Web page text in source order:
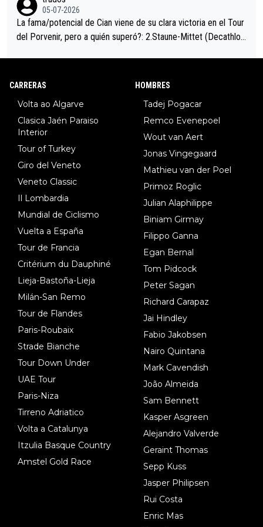
05-07-2026
La fama/potencial de Cian viene de su clara victoria en el Tour
del Porvenir, pero a quién superó?: 2.Staune-Mittet (Decathlon,
8.Lenny Martinez (Bahrein), 9. Van Belle (Visma), 10. Vacek (Li
CARRERAS
Volta ao Algarve
Clasica Jaén Paraiso
Interior
Tour of Turkey
Giro del Veneto
Veneto Classic
Il Lombardia
Mundial de Ciclismo
Vuelta a España
Tour de Francia
Critérium du Dauphiné
Lieja-Bastoña-Lieja
Milán-San Remo
Tour de Flandes
Paris-Roubaix
Strade Bianche
Tour Down Under
UAE Tour
Paris-Niza
Tirreno Adriatico
Volta a Catalunya
Itzulia Basque Country
Amstel Gold Race
HOMBRES
Tadej Pogacar
Remco Evenepoel
Wout van Aert
Jonas Vingegaard
Mathieu van der Poel
Primoz Roglic
Julian Alaphilippe
Biniam Girmay
Filippo Ganna
Egan Bernal
Tom Pidcock
Peter Sagan
Richard Carapaz
Jai Hindley
Fabio Jakobsen
Nairo Quintana
Mark Cavendish
João Almeida
Sam Bennett
Kasper Asgreen
Alejandro Valverde
Geraint Thomas
Sepp Kuss
Jasper Philipsen
Rui Costa
Enric Mas